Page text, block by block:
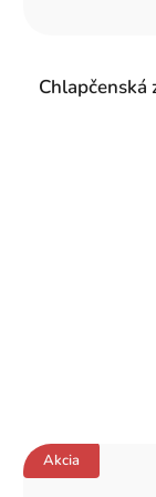
Chlapčenská
Akcia